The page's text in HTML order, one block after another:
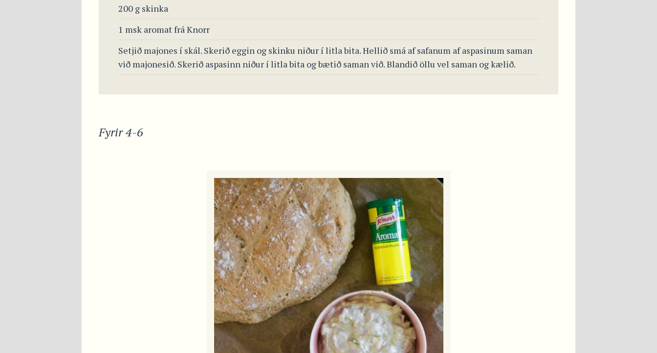
200 g skinka
1 msk aromat frá Knorr
Setjið majones í skál. Skerið eggin og skinku niður í litla bita. Hellið smá af safanum af aspasinum saman
við majonesið. Skerið aspasinn niður í litla bita og bætið saman við. Blandið öllu vel saman og kælið.
Fyrir 4-6